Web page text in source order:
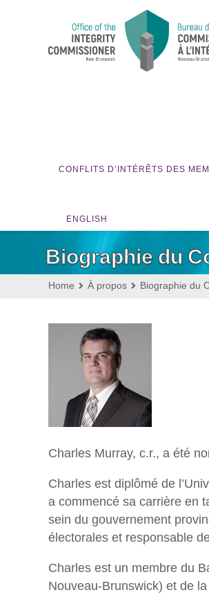
CONFLITS D’INTÉRÊTS DES
ENGLISH
Biographie du
Home À propos Biographie du
Charles Murray, c.r., a été
Charles est diplômé de
a commencé sa carrière en
sein du gouvernement
électorales et responsable
Charles est un membre du
Nouveau-Brunswick) et de